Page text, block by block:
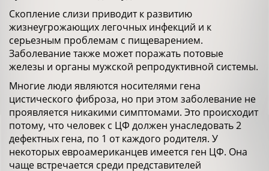
Скопление слизи приводит к развитию
жизнеугрожающих легочных инфекций и к
серьезным проблемам с пищеварением.
Заболевание также может поражать потовые
железы и органы мужской репродуктивной системы.
Многие люди являются носителями гена
цистического фиброза, но при этом заболевание не
проявляется никакими симптомами. Это происходит
потому, что человек с ЦФ должен унаследовать 2
дефектных гена, по 1 от каждого родителя. У
некоторых евроамериканцев имеется ген ЦФ. Она
чаще встречается среди представителей